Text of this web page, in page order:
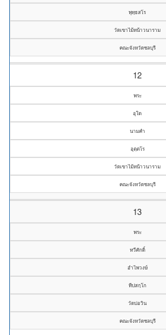
พุทฺธสโร
วัดเขาไม้หน้าวนาราม
คณะจังหวัดชลบุรี
12
พระ
อุใด
นามคำ
อุตฺตโร
วัดเขาไม้หน้าวนาราม
คณะจังหวัดชลบุรี
13
พระ
ทวีศักดิ์
อำไพวงษ์
ทีปสกฺโก
วัดบ่อวิน
คณะจังหวัดชลบุรี